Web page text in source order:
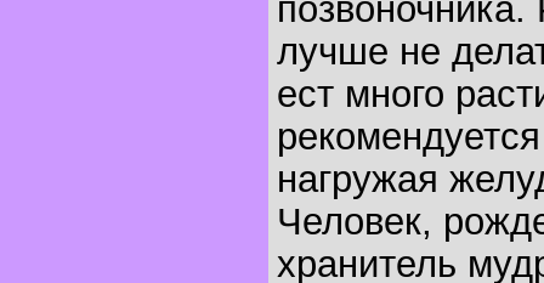
лучше не
ест много
нагружая
Человек,
хранитель